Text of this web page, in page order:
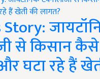
Story:
से किसान
घटा रहे हैं